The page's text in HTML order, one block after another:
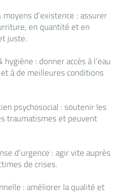
d’existence : assurer
en quantité et en
juste.
: donner accès à l’eau
à de meilleures conditions
psychosocial : soutenir les
traumatismes et peuvent
d’urgence : agir vite auprès
de crises.
: améliorer la qualité et